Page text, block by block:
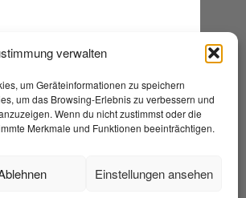
verwalten
um Geräteinformationen zu speichern
um das Browsing-Erlebnis zu verbessern und
Wenn du nicht zustimmst oder die
Merkmale und Funktionen beeinträchtigen.
Einstellungen ansehen